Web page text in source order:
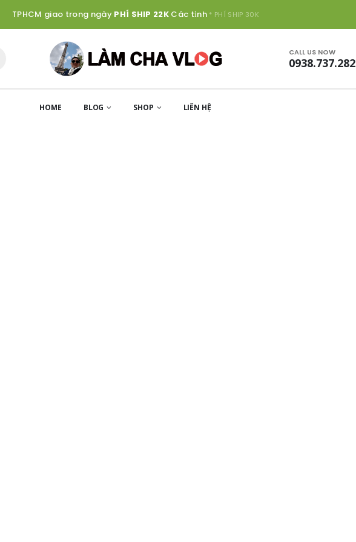
TPHCM giao trong ngàyPHÍ SHIP 22K Các tỉnh * PHÍ SHIP 30K
CALL US NOW
0938.737.282
HOME BLOG SHOP LIÊN HỆ